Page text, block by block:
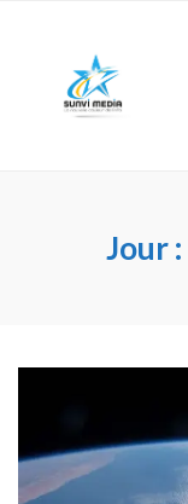
Jour :